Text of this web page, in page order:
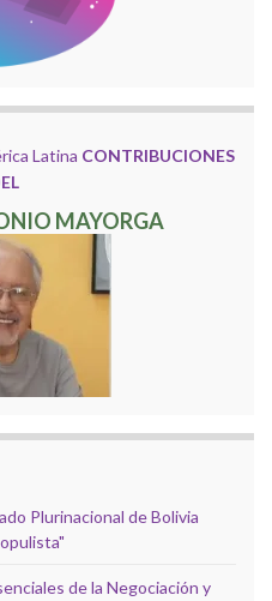
Latina CONTRIBUCIONES
MAYORGA
Plurinacional de Bolivia
de la Negociación y